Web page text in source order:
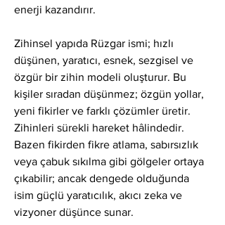
enerji kazandırır.
Zihinsel yapıda Rüzgar ismi; hızlı
düşünen, yaratıcı, esnek, sezgisel ve
özgür bir zihin modeli oluşturur. Bu
kişiler sıradan düşünmez; özgün yollar,
yeni fikirler ve farklı çözümler üretir.
Zihinleri sürekli hareket hâlindedir.
Bazen fikirden fikre atlama, sabırsızlık
veya çabuk sıkılma gibi gölgeler ortaya
çıkabilir; ancak dengede olduğunda
isim güçlü yaratıcılık, akıcı zeka ve
vizyoner düşünce sunar.